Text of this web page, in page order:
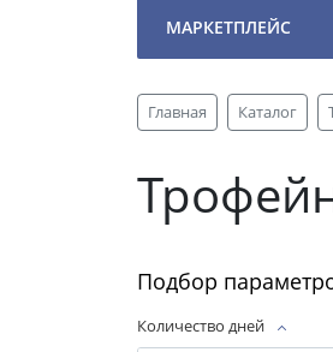
МАРКЕТПЛЕЙС
Главная Каталог
Подбор
Количество дней